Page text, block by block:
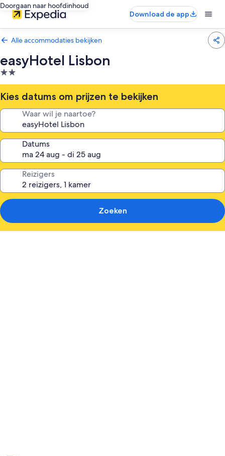
Doorgaan naar hoofdinhoud
Download de app
Alle accommodaties bekijken
easyHotel Lisbon
2.0-
sterrenaccommodatie
Kies datums om prijzen te bekijken
Waar wil je naartoe?
Datums
Reizigers
Zoeken